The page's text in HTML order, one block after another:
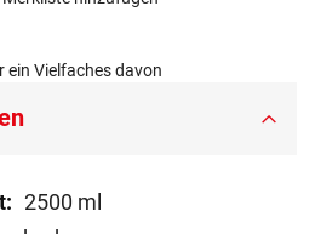
ein Vielfaches davon
2500 ml